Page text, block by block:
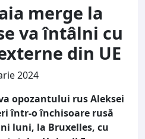
merge la
va întâlni cu
din UE
2024
opozantului rus Aleksei
într-o închisoare rusă
luni, la Bruxelles, cu